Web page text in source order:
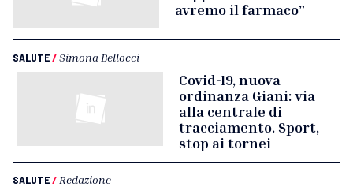
avremo il farmaco”
SALUTE/Simona Bellocci
Covid-19, nuova
ordinanza Giani: via
alla centrale di
tracciamento. Sport,
stop ai tornei
SALUTE/ Redazione